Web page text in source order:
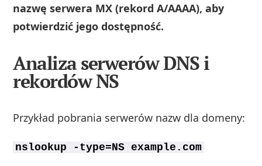
nazwę serwera MX (rekord A/AAAA), aby
potwierdzić jego dostępność.
Analiza serwerów DNS i
rekordów NS
Przykład pobrania serwerów nazw dla domeny:
nslookup -type=NS example.com